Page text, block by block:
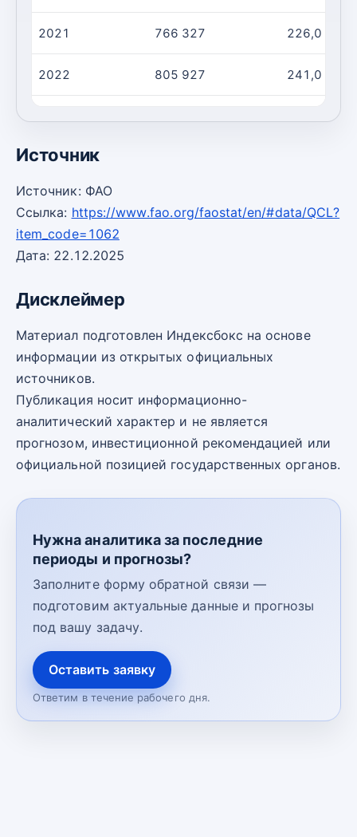
2021 766 327 226,0
2022 805 927 241,0
Источник
Источник: ФАО
Ссылка: https://www.fao.org/faostat/en/#data/QCL?
item_code=1062
Дата: 22.12.2025
Дисклеймер
Материал подготовлен Индексбокс на основе
информации из открытых официальных
источников.
Публикация носит информационно-
аналитический характер и не является
прогнозом, инвестиционной рекомендацией или
официальной позицией государственных органов.
Нужна аналитика за последние
периоды и прогнозы?
Заполните форму обратной связи —
подготовим актуальные данные и прогнозы
под вашу задачу.
Оставить заявку
Ответим в течение рабочего дня.